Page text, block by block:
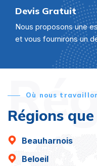
Devis Gratuit
Nous proposons une
et vous fournirons un
Où nous
Régions
Beauharnois
Beloeil